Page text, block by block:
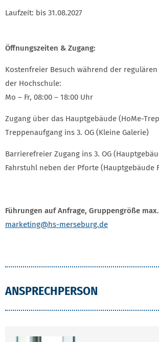
Laufzeit: bis 31.08.2027
Öffnungszeiten & Zugang:
Kostenfreier Besuch während der regulären
der Hochschule:
Mo – Fr, 08:00 – 18:00 Uhr
Zugang über das Hauptgebäude (HoMe-
Treppenaufgang ins 3. OG (Kleine Galerie)
Barrierefreier Zugang ins 3. OG
Fahrstuhl neben der Pforte (Hauptgebäude
Führungen auf Anfrage, Gruppengröße
marketing@hs-merseburg.de
ANSPRECHPERSON